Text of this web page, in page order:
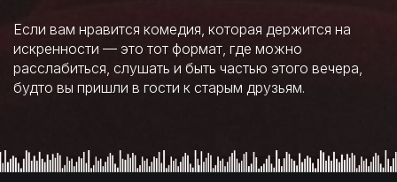
Если вам нравится комедия, которая держится на
искренности — это тот формат, где можно
расслабиться, слушать и быть частью этого вечера,
будто вы пришли в гости к старым друзьям.